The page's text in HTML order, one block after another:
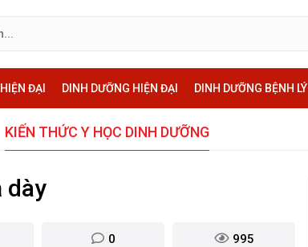
ĐẠI DINH DƯỠNG HIỆN ĐẠI DINH DƯỠNG BỆNH LÝ
KIẾN THỨC Y HỌC DINH DƯỠNG
dày
0 995